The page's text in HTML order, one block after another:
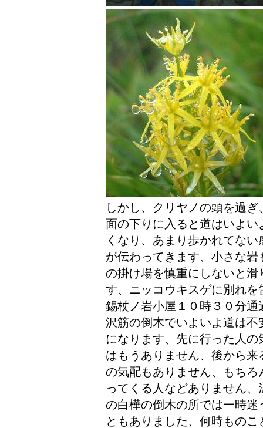
しかし、クリヤノの頭を過ぎ
面の下りに入ると道はいよい
くなり、あまり歩かれてない
が伝わってきます、小さな岩
の掛け場を慎重にしないと滑
す、ニッコウキスゲに別れを
錫杖ノ岩小屋１０時３０分通
沢筋の倒木でいよいよ道は不
になります、先に行った人の
はもうありません、後から来
の気配もありません、もちろ
ってくる人などありません、
の白樺の倒木の所では一時迷
ともありました、何時ものこ